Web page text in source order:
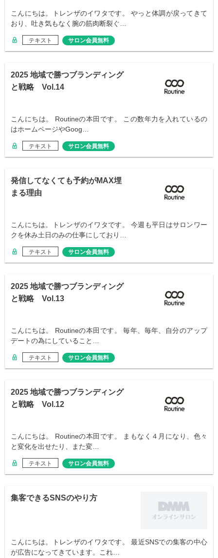
こんにちは。トレンザのイワタです。 やっと体調が戻ってきて
おり、吐き気もなく腕の筋肉断裂ぐ…
テキスト サロン会員無料
2025 地域で勝つブランディング
と戦略 Vol.14
こんにちは。 Routineの本田です。 この数年力を入れているの
はホームページやGoog…
テキスト サロン会員無料
発信してなくても予約がMAX埋
まる理由
こんにちは。トレンザのイワタです。 今週も平日はサロンワー
クを休み土日のみの仕事にしており…
テキスト サロン会員無料
2025 地域で勝つブランディング
と戦略 Vol.13
こんにちは。 Routineの本田です。 毎年、毎年、自分のアップ
デートの為にしていること…
テキスト サロン会員無料
2025 地域で勝つブランディング
と戦略 Vol.12
こんにちは。 Routineの本田です。 まもなく４月になり、色々
と変化を出せたり、また変…
テキスト サロン会員無料
集客できるSNSのやり方
こんにちは。トレンザのイワタです。 最近SNSでの集客の中心
が広告になってきています。これ…